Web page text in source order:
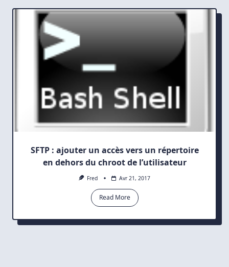
SFTP : ajouter un accès vers un répertoire
en dehors du chroot de l’utilisateur
Fred Avr 21, 2017
Read More